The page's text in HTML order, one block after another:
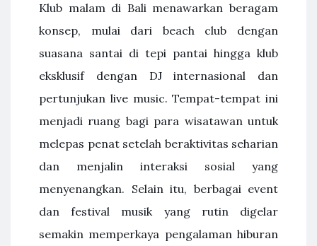
Klub malam di Bali menawarkan beragam
konsep, mulai dari beach club dengan
suasana santai di tepi pantai hingga klub
eksklusif dengan DJ internasional dan
pertunjukan live music. Tempat-tempat ini
menjadi ruang bagi para wisatawan untuk
melepas penat setelah beraktivitas seharian
dan menjalin interaksi sosial yang
menyenangkan. Selain itu, berbagai event
dan festival musik yang rutin digelar
semakin memperkaya pengalaman hiburan